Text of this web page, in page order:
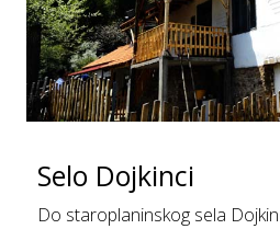
Selo Dojkinci
Do staroplaninskog sela